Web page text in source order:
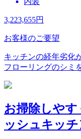
3,223,655円
お客様のご要望
キッチンの経年劣化
フローリングのシミ
お掃除しやす
ッシュキッチ